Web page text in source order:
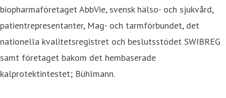
biopharmaföretaget AbbVie, svensk hälso- och sjukvård,
patientrepresentanter, Mag- och tarmförbundet, det
nationella kvalitetsregistret och beslutsstödet SWIBREG
samt företaget bakom det hembaserade
kalprotektintestet; Bühlmann.